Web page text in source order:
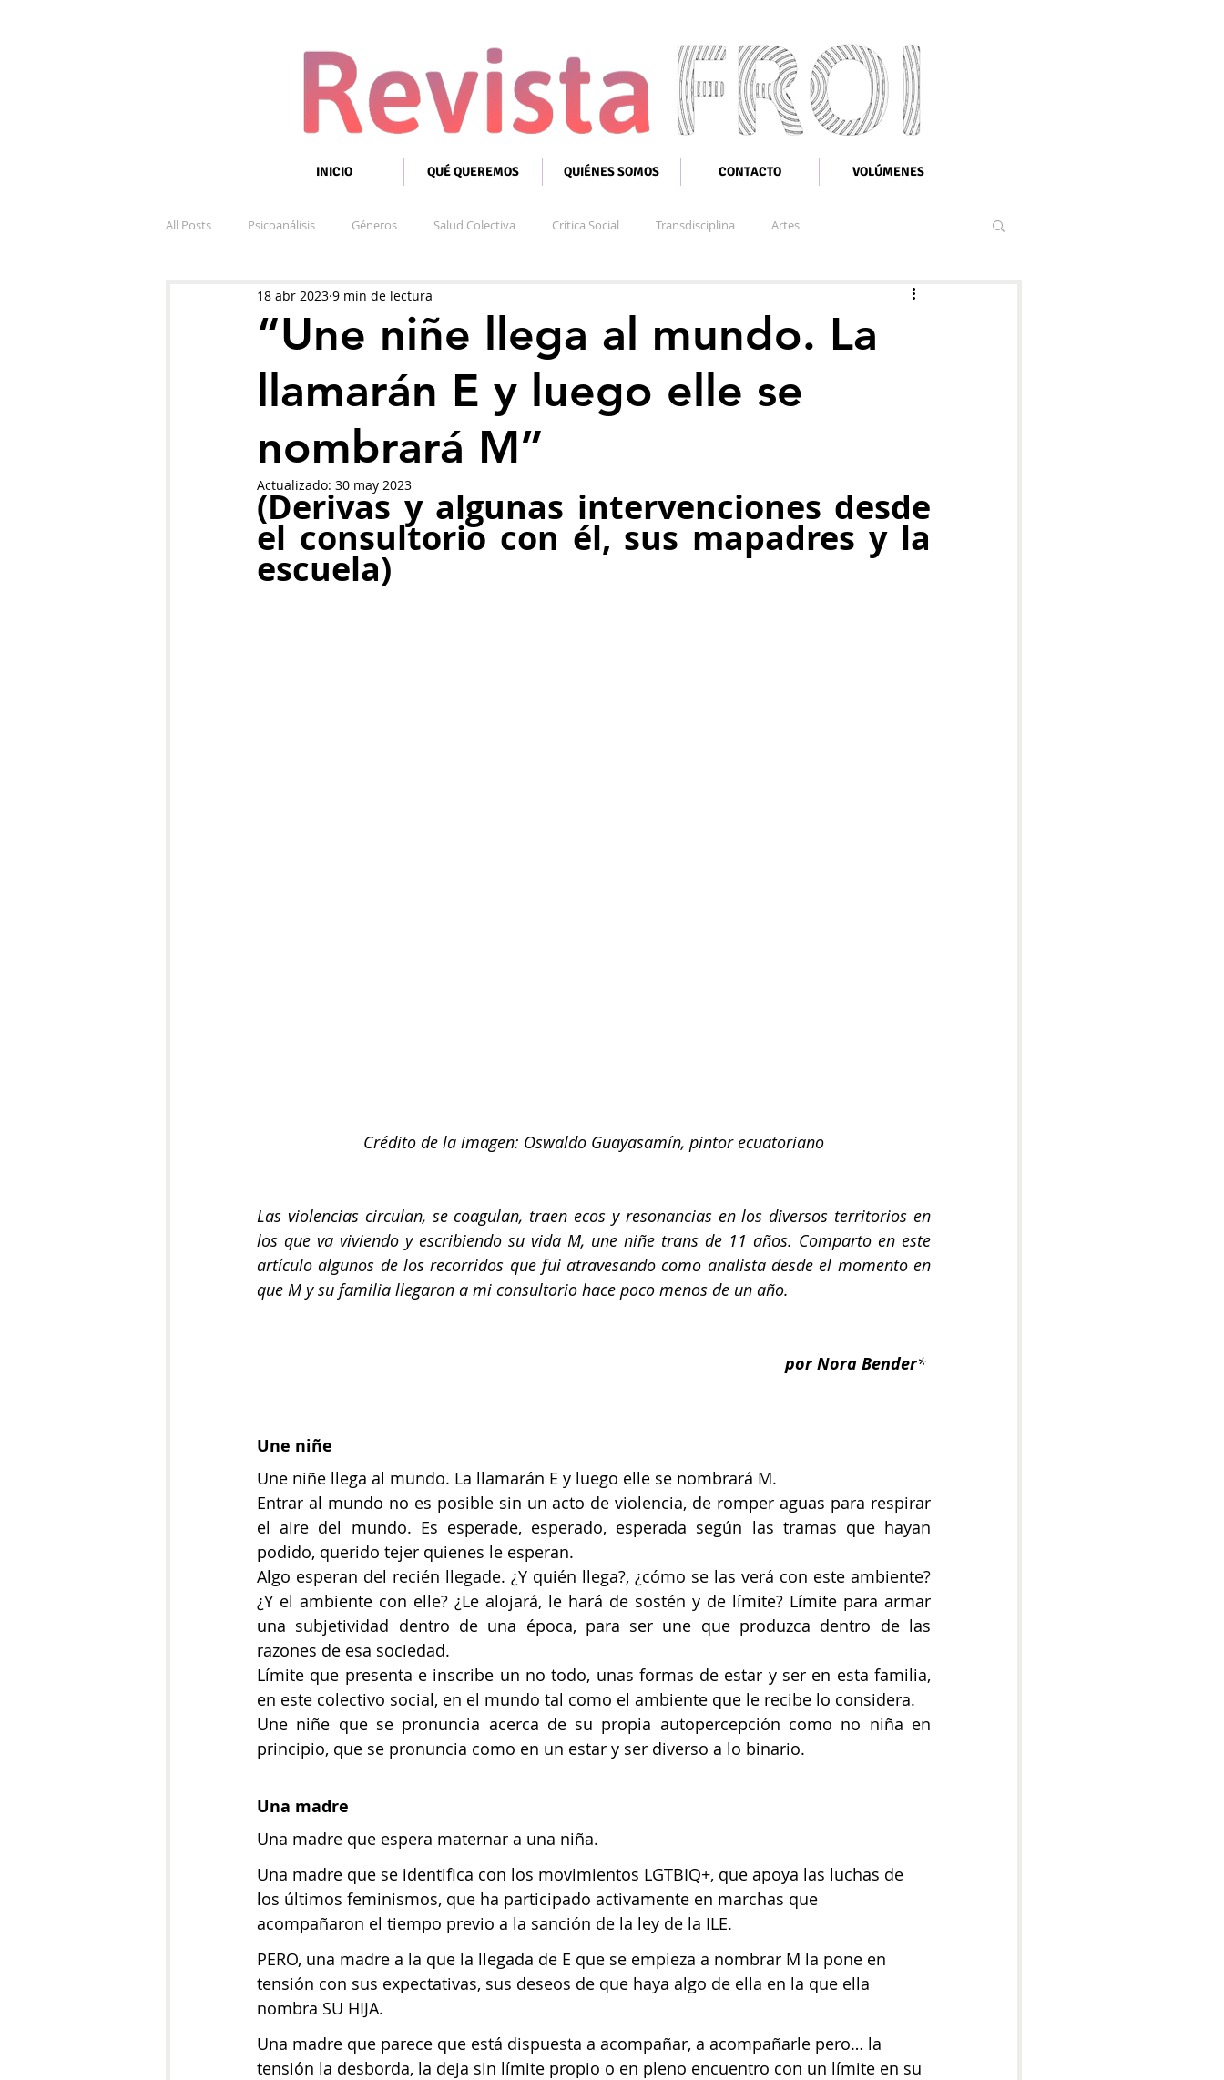
INICIO QUÉ QUEREMOS QUIÉNES SOMOS CONTACTO VOLÚMENES
All Posts Psicoanálisis Géneros Salud Colectiva Crítica Social Transdisciplina Artes
“Une niñe llega al mundo. La
llamarán E y luego elle se
nombrará M”
18 abr 2023 9 min de lectura
Actualizado: 30 may 2023
(Derivas y algunas intervenciones desde
el consultorio con él, sus mapadres y la
escuela)
Crédito de la imagen: Oswaldo Guayasamín, pintor ecuatoriano
Las violencias circulan, se coagulan, traen ecos y resonancias en los diversos territorios en
los que va viviendo y escribiendo su vida M, une niñe trans de 11 años. Comparto en este
artículo algunos de los recorridos que fui atravesando como analista desde el momento en
que M y su familia llegaron a mi consultorio hace poco menos de un año.
por Nora Bender*
Une niñe
Une niñe llega al mundo. La llamarán E y luego elle se nombrará M.
Entrar al mundo no es posible sin un acto de violencia, de romper aguas para respirar
el aire del mundo. Es esperade, esperado, esperada según las tramas que hayan
podido, querido tejer quienes le esperan.
Algo esperan del recién llegade. ¿Y quién llega?, ¿cómo se las verá con este ambiente?
¿Y el ambiente con elle? ¿Le alojará, le hará de sostén y de límite? Límite para armar
una subjetividad dentro de una época, para ser une que produzca dentro de las
razones de esa sociedad.
Límite que presenta e inscribe un no todo, unas formas de estar y ser en esta familia,
en este colectivo social, en el mundo tal como el ambiente que le recibe lo considera.
Une niñe que se pronuncia acerca de su propia autopercepción como no niña en
principio, que se pronuncia como en un estar y ser diverso a lo binario.
Una madre
Una madre que espera maternar a una niña.
Una madre que se identifica con los movimientos LGTBIQ+, que apoya las luchas de
los últimos feminismos, que ha participado activamente en marchas que
acompañaron el tiempo previo a la sanción de la ley de la ILE.
PERO, una madre a la que la llegada de E que se empieza a nombrar M la pone en
tensión con sus expectativas, sus deseos de que haya algo de ella en la que ella
nombra SU HIJA.
Una madre que parece que está dispuesta a acompañar, a acompañarle pero… la
tensión la desborda, la deja sin límite propio o en pleno encuentro con un límite en su